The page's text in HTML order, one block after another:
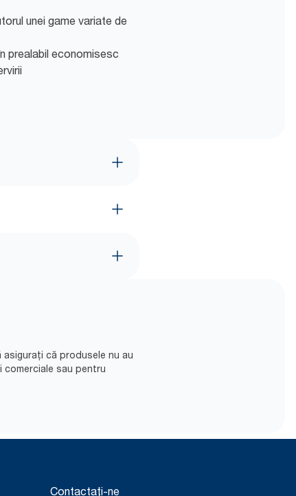
unei game variate de
prealabil economisesc
asigurați că produsele nu au
sau pentru
Contactați-ne